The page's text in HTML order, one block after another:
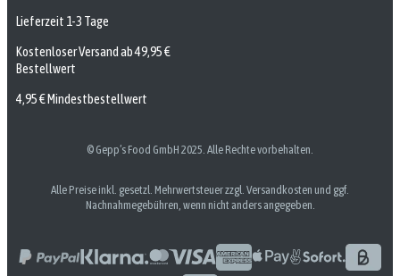
Lieferzeit 1-3 Tage
Kostenloser Versand ab 49,95 €
Bestellwert
4,95 € Mindestbestellwert
© Gepp’s Food GmbH 2025. Alle Rechte vorbehalten.
Alle Preise inkl. gesetzl. Mehrwertsteuer zzgl. Versandkosten und ggf.
Nachnahmegebühren, wenn nicht anders angegeben.